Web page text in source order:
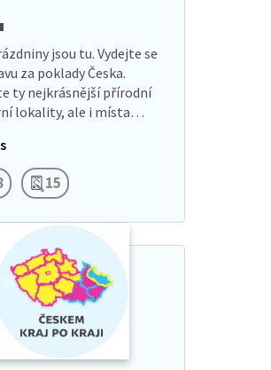
jsou tu. Vydejte se
za poklady Česka.
ty nejkrásnější přírodní
lokality, ale i místa
kešky, pořiďte
15